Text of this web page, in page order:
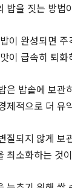
밥을 짓는 방법
이 완성되면
이 급속히 퇴
은 밥솥에 보관
제적으로 더 유
질되지 않게 보
최소화하는 것